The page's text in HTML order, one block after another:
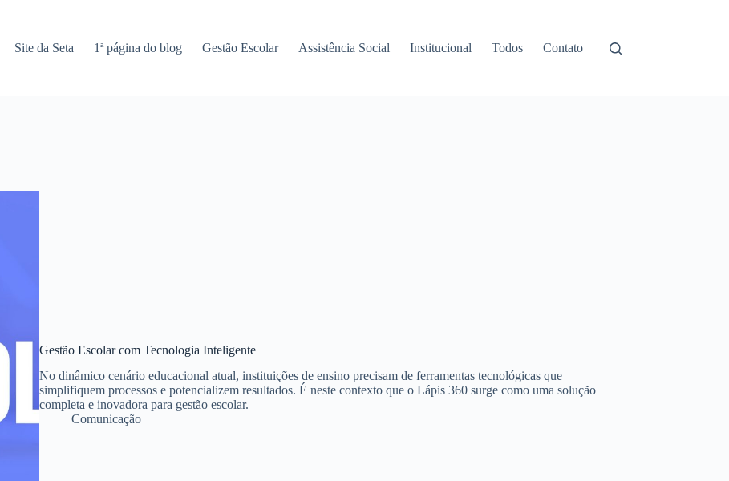
Site da Seta 1ª página do blog Gestão Escolar Assistência Social Institucional Todos Contato
Gestão Escolar com Tecnologia Inteligente
No dinâmico cenário educacional atual, instituições de ensino precisam de ferramentas tecnológicas que
simplifiquem processos e potencializem resultados. É neste contexto que o Lápis 360 surge como uma solução
completa e inovadora para gestão escolar.
Comunicação